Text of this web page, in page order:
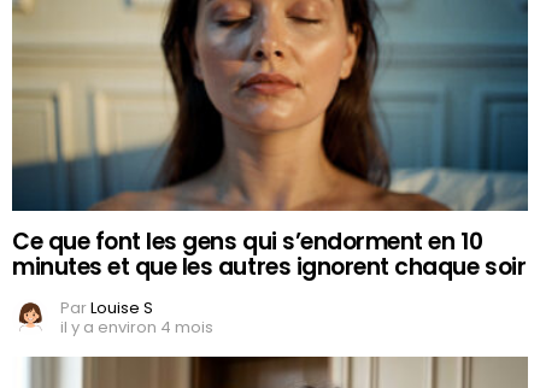
Ce que font les gens qui s’endorment en 10
minutes et que les autres ignorent chaque soir
ParLouise S
il y a environ 4 mois